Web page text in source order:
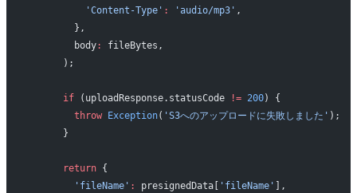
          'Content-Type'
: 'audio/mp3' ,
        },
        body
:
fileBytes,
      );
      if
(uploadResponse.statusCode != 200) {
        throw
Exception( 'S3へのアップロードに失敗しました' );
      }
      return
{
        'fileName'
: presignedData[ 'fileName' ],